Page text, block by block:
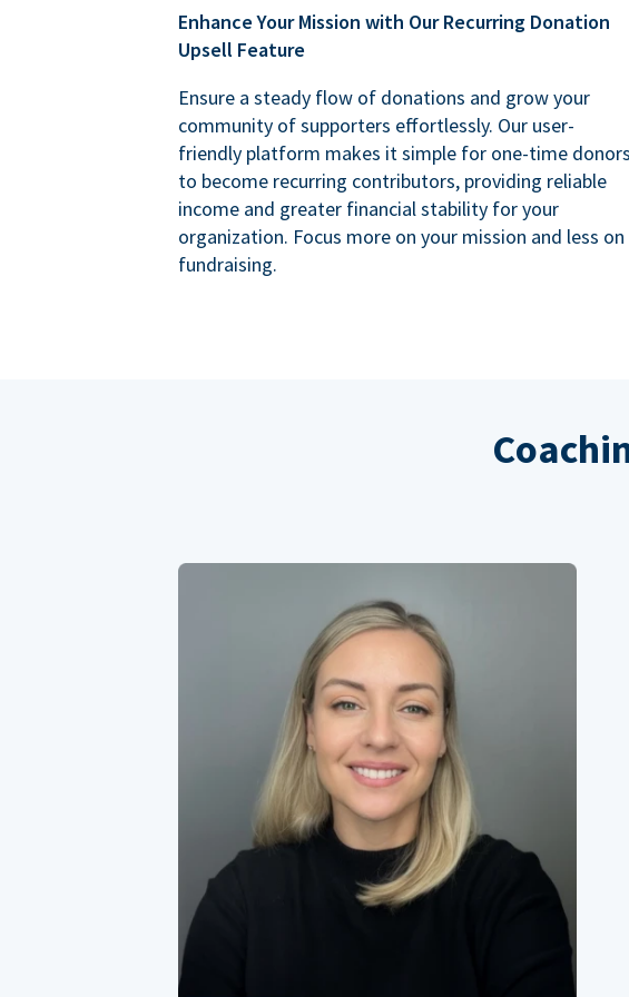
Enhance Your Mission with Our Recurring Donation
Upsell Feature
Ensure a steady flow of donations and grow your
community of supporters effortlessly. Our user-
friendly platform makes it simple for one-time donors
to become recurring contributors, providing reliable
income and greater financial stability for your
organization. Focus more on your mission and less on
fundraising.